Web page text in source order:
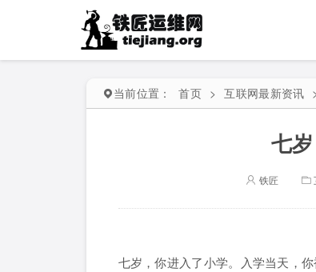
当前位置： 首页 > 互联网最新资讯
七
铁匠
七岁，你进入了小学。入学当天，